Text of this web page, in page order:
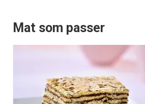
Mat som passer